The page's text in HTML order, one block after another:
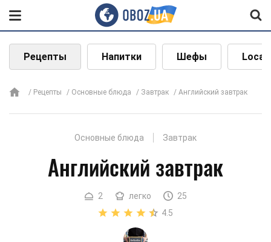
Рецепты Напитки Шефы Local
Рецепты Основные блюда Завтрак Английский завтрак
Основные блюда Завтрак
Английский завтрак
2 легко
25
4.5